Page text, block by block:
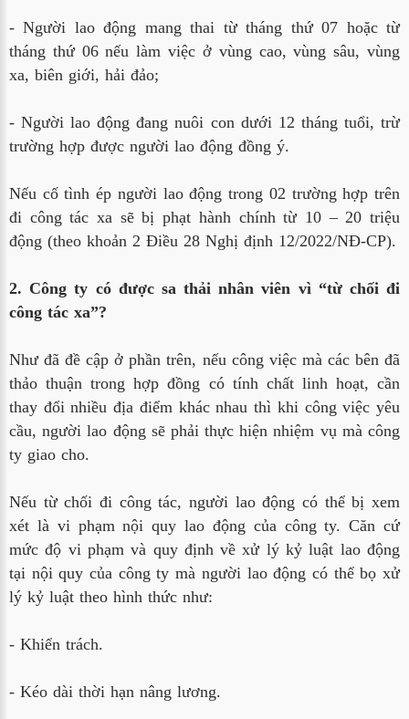
- Người lao động mang thai từ tháng thứ 07 hoặc từ
tháng thứ 06 nếu làm việc ở vùng cao, vùng sâu, vùng
xa, biên giới, hải đảo;
- Người lao động đang nuôi con dưới 12 tháng tuổi, trừ
trường hợp được người lao động đồng ý.
Nếu cố tình ép người lao động trong 02 trường hợp trên
đi công tác xa sẽ bị phạt hành chính từ 10 – 20 triệu
động (theo khoản 2 Điều 28 Nghị định 12/2022/NĐ-CP).
2. Công ty có được sa thải nhân viên vì “từ chối đi
công tác xa”?
Như đã đề cập ở phần trên, nếu công việc mà các bên đã
thảo thuận trong hợp đồng có tính chất linh hoạt, cần
thay đổi nhiều địa điểm khác nhau thì khi công việc yêu
cầu, người lao động sẽ phải thực hiện nhiệm vụ mà công
ty giao cho.
Nếu từ chối đi công tác, người lao động có thể bị xem
xét là vi phạm nội quy lao động của công ty. Căn cứ
mức độ vi phạm và quy định về xử lý kỷ luật lao động
tại nội quy của công ty mà người lao động có thể bọ xử
lý kỷ luật theo hình thức như:
- Khiển trách.
- Kéo dài thời hạn nâng lương.